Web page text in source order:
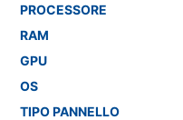
PROCESSORE
RAM
GPU
OS
TIPO PANNELLO